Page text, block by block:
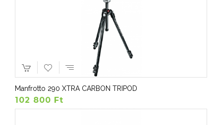
Manfrotto 290 XTRA CARBON TRIPOD
102 800 Ft